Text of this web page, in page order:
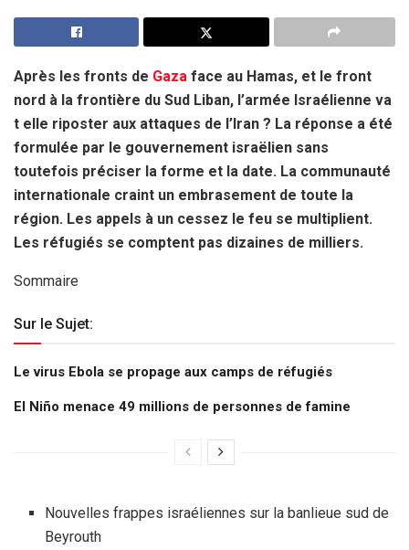
Après les fronts de Gaza face au Hamas, et le front
nord à la frontière du Sud Liban, l’armée Israélienne va
t elle riposter aux attaques de l’Iran ? La réponse a été
formulée par le gouvernement israëlien sans
toutefois préciser la forme et la date. La communauté
internationale craint un embrasement de toute la
région. Les appels à un cessez le feu se multiplient.
Les réfugiés se comptent pas dizaines de milliers.
Sommaire
Sur le Sujet:
Le virus Ebola se propage aux camps de réfugiés
El Niño menace 49 millions de personnes de famine
Nouvelles frappes israéliennes sur la banlieue sud de
Beyrouth